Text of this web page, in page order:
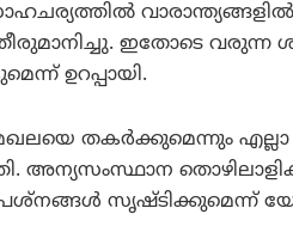
വാരാന്ത്യങ്ങളില്‍
ഇതോടെ വരുന്ന
ഉറപ്പായി.
തകര്‍ക്കുമെന്നും എല്ലാ
അന്യസംസ്ഥാന
സൃഷ്ടിക്കുമെന്ന്